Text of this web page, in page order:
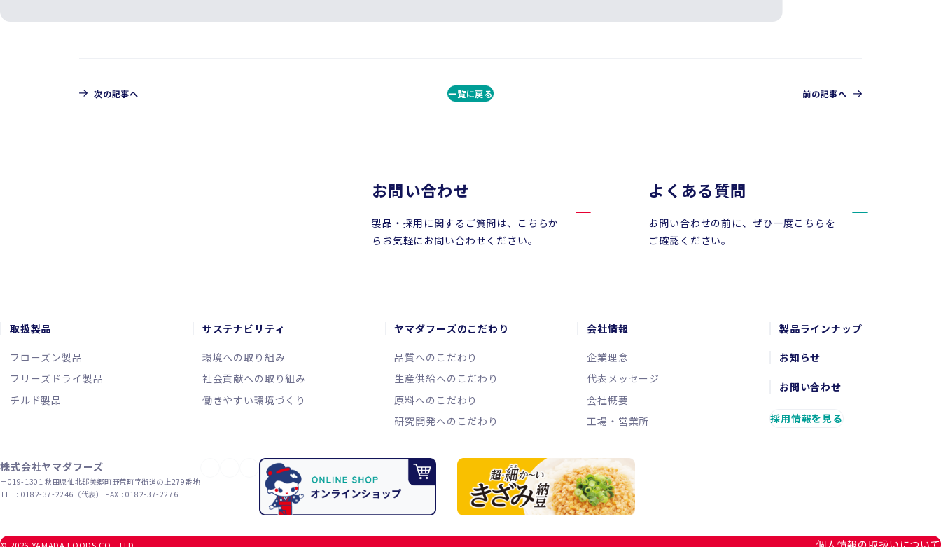
次の記事へ 一覧に戻る 前の記事へ
お問い合わせ
製品・採用に関するご質問は、こちらか
らお気軽にお問い合わせください。
よくある質問
お問い合わせの前に、ぜひ一度こちらを
ご確認ください。
取扱製品
フローズン製品
フリーズドライ製品
チルド製品
サステナビリティ
環境への取り組み
社会貢献への取り組み
働きやすい環境づくり
ヤマダフーズのこだわり
品質へのこだわり
生産供給へのこだわり
原料へのこだわり
研究開発へのこだわり
会社情報
企業理念
代表メッセージ
会社概要
工場・営業所
製品ラインナップ
お知らせ
お問い合わせ
採用情報を見る
株式会社ヤマダフーズ
〒019-1301 秋田県仙北郡美郷町野荒町字街道の上279番地
TEL : 0182-37-2246（代表）
FAX : 0182-37-2276
X（旧Twitter）
Instagram